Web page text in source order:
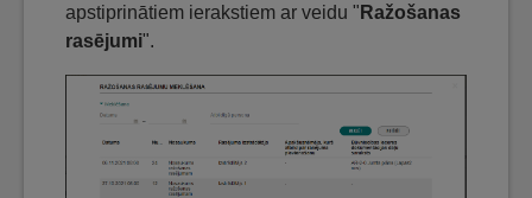
apstiprinātiem ierakstiem ar veidu " Ražošanas
rasējumi".